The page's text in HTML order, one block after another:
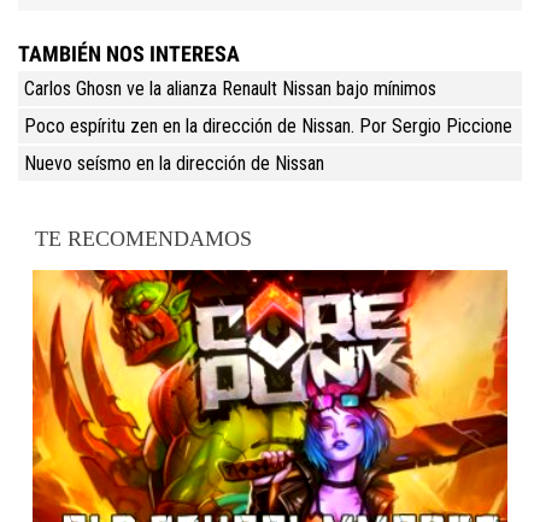
TAMBIÉN NOS INTERESA
Carlos Ghosn ve la alianza Renault Nissan bajo mínimos
Poco espíritu zen en la dirección de Nissan. Por Sergio Piccione
Nuevo seísmo en la dirección de Nissan
TE RECOMENDAMOS